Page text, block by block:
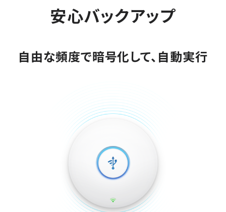
安心バックアップ
自由な頻度で暗号化して、自動実行